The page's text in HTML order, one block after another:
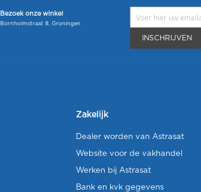
Bezoek onze winkel
Bornholmstraat 8, Groningen
INSCHRIJVEN
Zakelijk
Dealer worden van Astrasat
Website voor de vakhandel
Werken bij Astrasat
Bank en kvk gegevens